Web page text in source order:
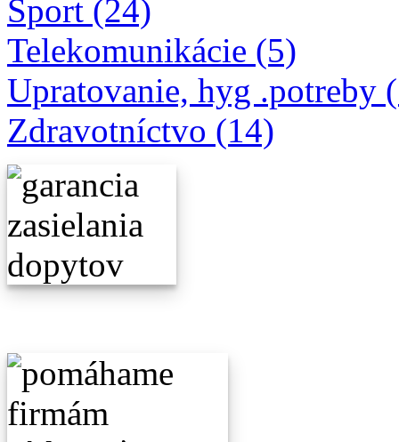
Šport (24)
Telekomunikácie (5)
Upratovanie, hyg .potreby
Zdravotníctvo (14)